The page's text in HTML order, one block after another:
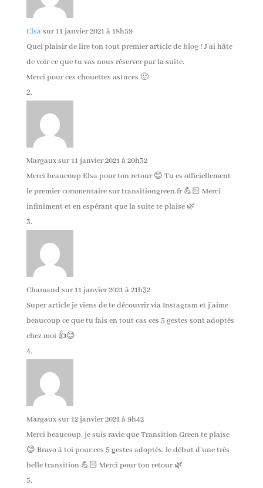
Elsasur 11 janvier 2021 à 18h59
Quel plaisir de lire ton tout premier article de blog ! J’ai hâte
de voir ce que tu vas nous réserver par la suite.
Merci pour ces chouettes astuces 🙂
Margauxsur 11 janvier 2021 à 20h32
Merci beaucoup Elsa pour ton retour 😊 Tu es officiellement
le premier commentaire sur transitiongreen.fr 💪🏻 Merci
infiniment et en espérant que la suite te plaise 🌿
Chamand sur 11 janvier 2021 à 21h32
Super article je viens de te découvrir via Instagram et j’aime
beaucoup ce que tu fais en tout cas ces 5 gestes sont adoptés
chez moi 👍😊
Margauxsur 12 janvier 2021 à 9h42
Merci beaucoup, je suis ravie que Transition Green te plaise
😊 Bravo à toi pour ces 5 gestes adoptés, le début d’une très
belle transition 💪🏻 Merci pour ton retour 🌿